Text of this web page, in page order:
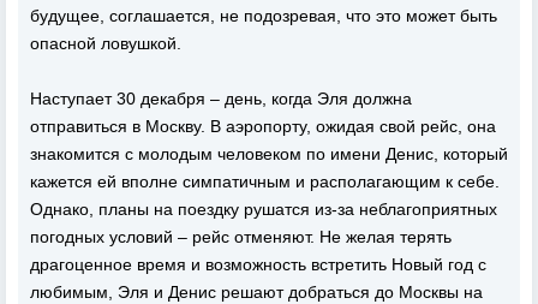
будущее, соглашается, не подозревая, что это может быть
опасной ловушкой.
Наступает 30 декабря – день, когда Эля должна
отправиться в Москву. В аэропорту, ожидая свой рейс, она
знакомится с молодым человеком по имени Денис, который
кажется ей вполне симпатичным и располагающим к себе.
Однако, планы на поездку рушатся из-за неблагоприятных
погодных условий – рейс отменяют. Не желая терять
драгоценное время и возможность встретить Новый год с
любимым, Эля и Денис решают добраться до Москвы на